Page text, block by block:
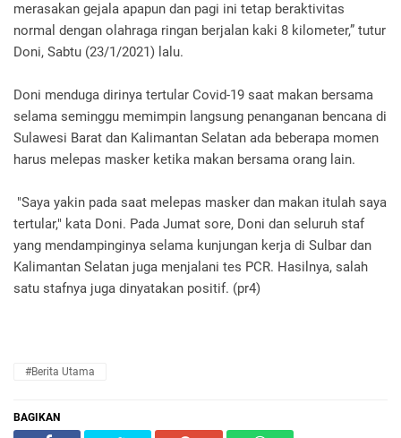
merasakan gejala apapun dan pagi ini tetap beraktivitas
normal dengan olahraga ringan berjalan kaki 8 kilometer,” tutur
Doni, Sabtu (23/1/2021) lalu.
Doni menduga dirinya tertular Covid-19 saat makan bersama
selama seminggu memimpin langsung penanganan bencana di
Sulawesi Barat dan Kalimantan Selatan ada beberapa momen
harus melepas masker ketika makan bersama orang lain.
"Saya yakin pada saat melepas masker dan makan itulah saya
tertular," kata Doni. Pada Jumat sore, Doni dan seluruh staf
yang mendampinginya selama kunjungan kerja di Sulbar dan
Kalimantan Selatan juga menjalani tes PCR. Hasilnya, salah
satu stafnya juga dinyatakan positif. (pr4)
#Berita Utama
BAGIKAN